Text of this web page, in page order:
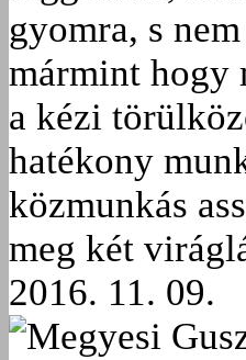
gyomra, s
mármint hogy
a kézi
hatékony
közmunkás
meg két
2016. 11. 09.
Megyesi